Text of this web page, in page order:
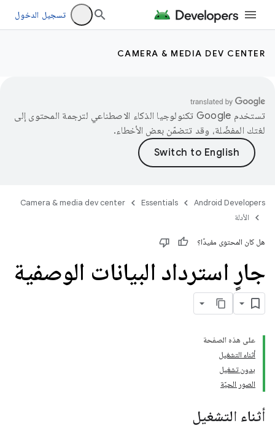
تسجيل الدخول
CAMERA & MEDIA DEV CENTER
تستخدم Google تكنولوجيا الذكاء الاصطناعي لترجمة المحتوى إلى
لغتك المفضّلة، وقد تتضمّن بعض الأخطاء.
Android Developers
Essentials
Camera & media dev center
الأدلة
هل كان المحتوى مفيدًا؟
جارٍ استرداد البيانات الوصفية
على هذه الصفحة
أثناء التشغيل
بدون تشغيل
الصور الحيّة
أثناء التشغيل